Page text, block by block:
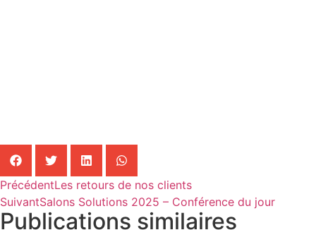
PrécédentLes retours de nos clients
SuivantSalons Solutions 2025 – Conférence du jour
Publications similaires